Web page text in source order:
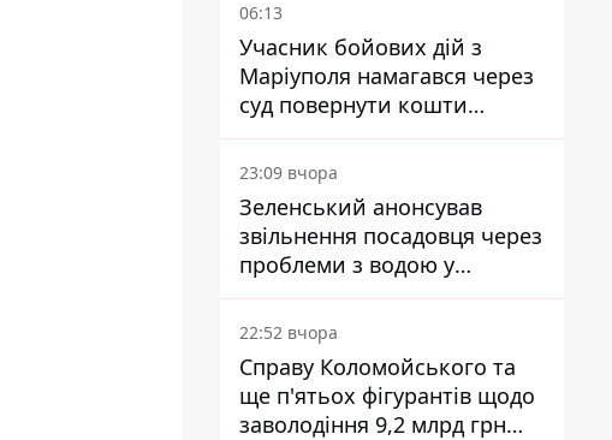
06:13
Учасник бойових дій з
Маріуполя намагався через
суд повернути кошти
субсидії з рахунку в
Ощадбанку - яким було
рішення
23:09 вчора
Зеленський анонсував
звільнення посадовця через
проблеми з водою у
Марганці
22:52 вчора
Справу Коломойського та
ще п'ятьох фігурантів щодо
заволодіння 9,2 млрд грн